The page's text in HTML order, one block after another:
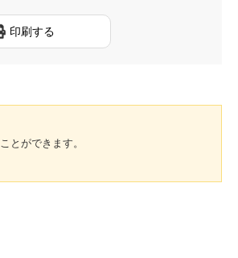
印刷する
とができます。